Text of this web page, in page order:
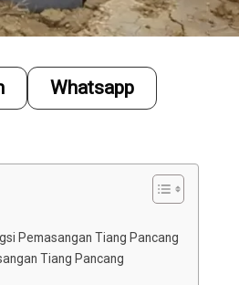
Whatsapp
Pemasangan Tiang Pancang
Tiang Pancang